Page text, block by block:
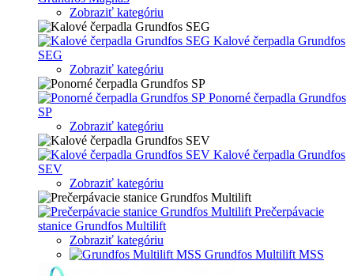
Zobraziť kategóriu
Kalové čerpadla Grundfos
SEG
Zobraziť kategóriu
Ponorné čerpadla Grundfos
SP
Zobraziť kategóriu
Kalové čerpadla Grundfos
SEV
Zobraziť kategóriu
Prečerpávacie
stanice Grundfos Multilift
Zobraziť kategóriu
Grundfos Multilift MSS